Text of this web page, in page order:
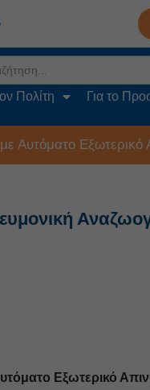
Πολίτη Για το
Αυτόματο Εξωτερικό
Εξωτερικό